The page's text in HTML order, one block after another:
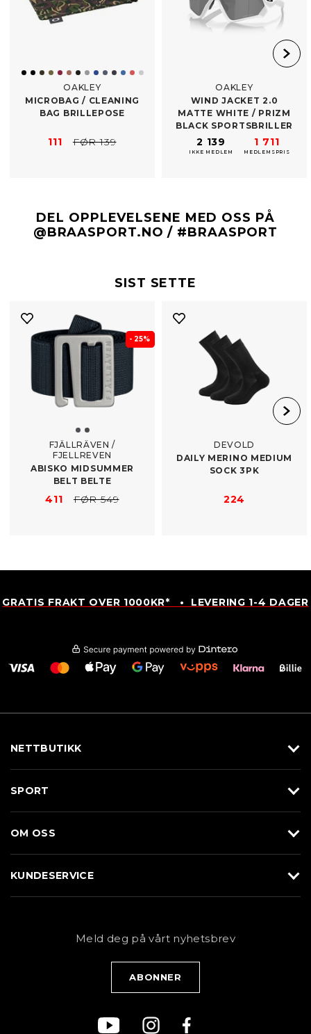
OAKLEY
MICROBAG /​ CLEANING
BAG BRILLEPOSE
111 FØR 139
OAKLEY
WIND JACKET 2.0
MATTE WHITE /​ PRIZM
BLACK SPORTSBRILLER
2 139
IKKE MEDLEM
1 711
MEDLEMSPRIS
DEL OPPLEVELSENE MED OSS PÅ
@BRAASPORT.NO / #BRAASPORT
SIST SETTE
- 25%
FJÄLLRÄVEN /
FJELLREVEN
ABISKO MIDSUMMER
BELT BELTE
411 FØR 549
DEVOLD
DAILY MERINO MEDIUM
SOCK 3PK
224
GRATIS FRAKT OVER 1000KR* • LEVERING 1-4 DAGER
NETTBUTIKK
Sko
Merkevarer
SPORT
Løp
Sykkel
OM OSS
KUNDESERVICE
PersonvernerklæringMeld deg på vårt nyhetsbrev